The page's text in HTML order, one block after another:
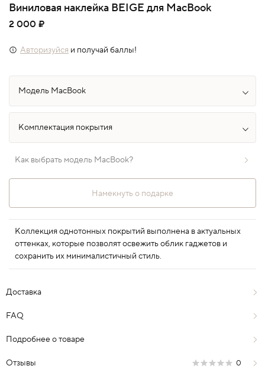
Виниловая наклейка BEIGE для MacBook
2 000 ₽
Авторизуйся и получай баллы!
Как выбрать модель MacBook?
Намекнуть о подарке
Коллекция однотонных покрытий выполнена в актуальных
оттенках, которые позволят освежить облик гаджетов и
сохранить их минималистичный стиль.
Доставка
FAQ
Подробнее о товаре
Отзывы 0